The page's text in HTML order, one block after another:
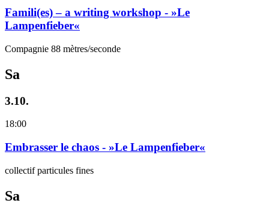
Famili(es) – a writing workshop - »Le
Lampenfieber«
Compagnie 88 mètres/seconde
Sa
3.10.
18:00
Embrasser le chaos - »Le Lampenfieber«
collectif particules fines
Sa